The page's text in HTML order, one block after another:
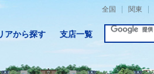
全国 関東
アから探す 支店一覧